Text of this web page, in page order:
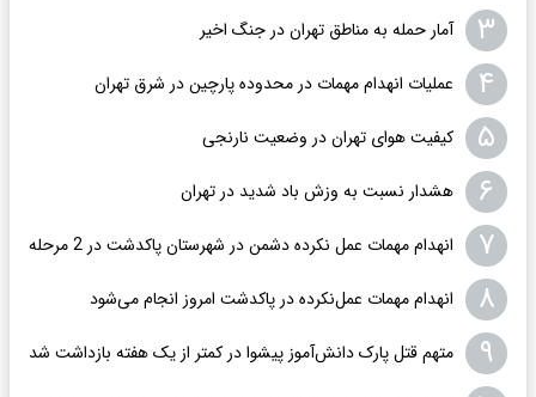
۳ آمار حمله به مناطق تهران در جنگ اخیر
۴ عملیات انهدام مهمات در محدوده پارچین در شرق تهران
۵ کیفیت هوای تهران در وضعیت نارنجی
۶ هشدار نسبت به وزش باد شدید در تهران
۷ انهدام مهمات عمل نکرده دشمن در شهرستان‌ پاکدشت در 2 مرحله
۸ انهدام مهمات عمل‌نکرده در پاکدشت امروز انجام می‌شود
۹ متهم قتل پارک دانش‌آموز پیشوا در کمتر از یک هفته بازداشت شد